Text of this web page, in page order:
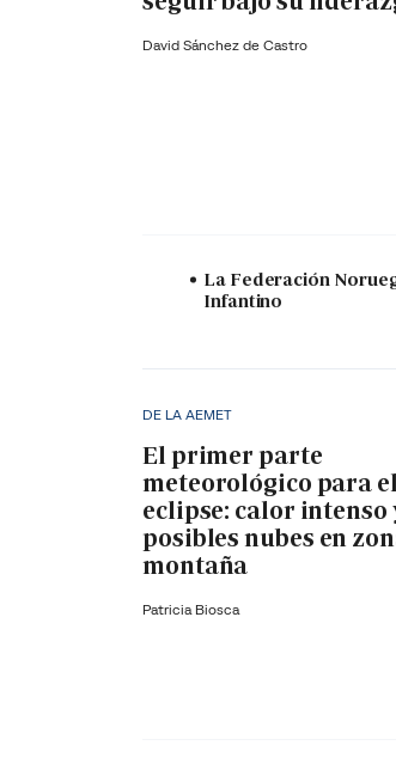
David Sánchez de Castro
La Federación
Infantino
DE LA AEMET
El primer parte
meteorológico para
eclipse: calor intenso
posibles nubes en
montaña
Patricia Biosca